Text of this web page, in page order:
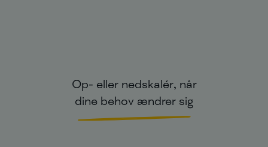
Op- eller nedskalér, når
dine behov ændrer sig